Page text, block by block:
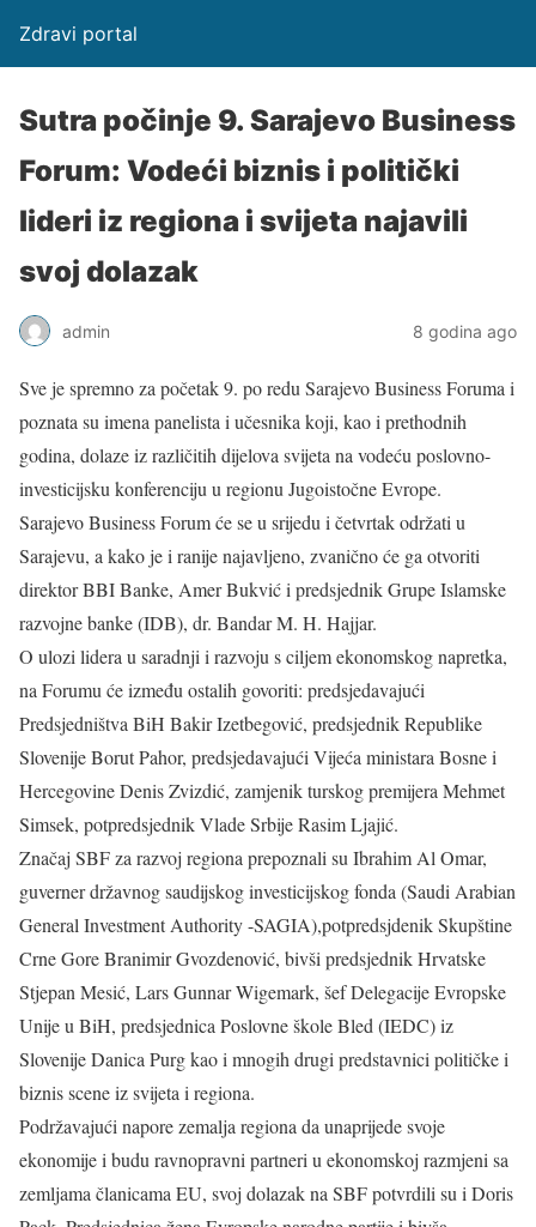
Zdravi portal
Sutra počinje 9. Sarajevo Business
Forum: Vodeći biznis i politički
lideri iz regiona i svijeta najavili
svoj dolazak
admin 8 godina ago
Sve je spremno za početak 9. po redu Sarajevo Business Foruma i
poznata su imena panelista i učesnika koji, kao i prethodnih
godina, dolaze iz različitih dijelova svijeta na vodeću poslovno-
investicijsku konferenciju u regionu Jugoistočne Evrope.
Sarajevo Business Forum će se u srijedu i četvrtak održati u
Sarajevu, a kako je i ranije najavljeno, zvanično će ga otvoriti
direktor BBI Banke, Amer Bukvić i predsjednik Grupe Islamske
razvojne banke (IDB), dr. Bandar M. H. Hajjar.
O ulozi lidera u saradnji i razvoju s ciljem ekonomskog napretka,
na Forumu će između ostalih govoriti: predsjedavajući
Predsjedništva BiH Bakir Izetbegović, predsjednik Republike
Slovenije Borut Pahor, predsjedavajući Vijeća ministara Bosne i
Hercegovine Denis Zvizdić, zamjenik turskog premijera Mehmet
Simsek, potpredsjednik Vlade Srbije Rasim Ljajić.
Značaj SBF za razvoj regiona prepoznali su Ibrahim Al Omar,
guverner državnog saudijskog investicijskog fonda (Saudi Arabian
General Investment Authority -SAGIA),potpredsjdenik Skupštine
Crne Gore Branimir Gvozdenović, bivši predsjednik Hrvatske
Stjepan Mesić, Lars Gunnar Wigemark, šef Delegacije Evropske
Unije u BiH, predsjednica Poslovne škole Bled (IEDC) iz
Slovenije Danica Purg kao i mnogih drugi predstavnici političke i
biznis scene iz svijeta i regiona.
Podržavajući napore zemalja regiona da unaprijede svoje
ekonomije i budu ravnopravni partneri u ekonomskoj razmjeni sa
zemljama članicama EU, svoj dolazak na SBF potvrdili su i Doris